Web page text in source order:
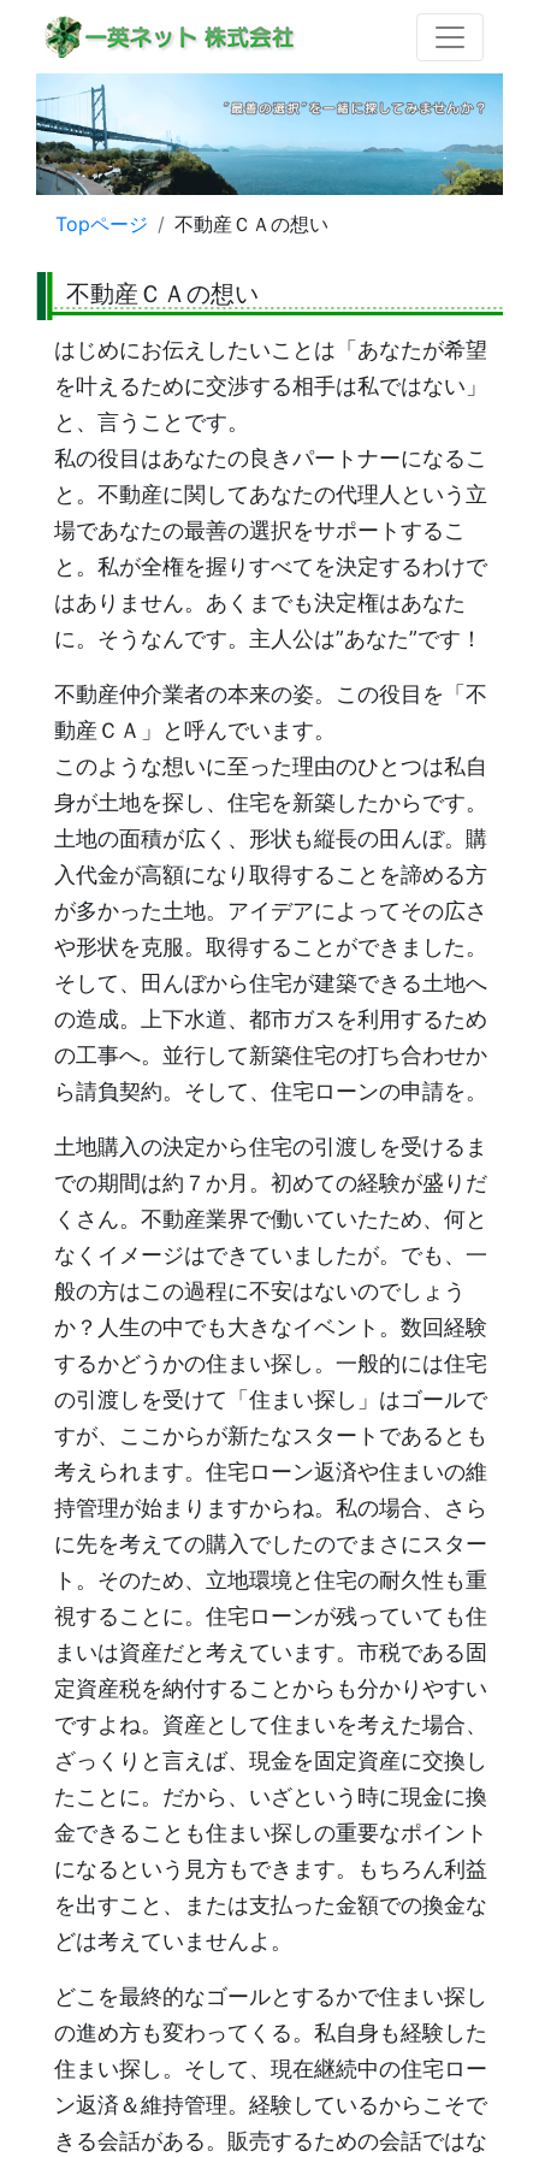
Topページ 不動産ＣＡの想い
不動産ＣＡの想い
はじめにお伝えしたいことは「あなたが希望
を叶えるために交渉する相手は私ではない」
と、言うことです。
私の役目はあなたの良きパートナーになるこ
と。不動産に関してあなたの代理人という立
場であなたの最善の選択をサポートするこ
と。私が全権を握りすべてを決定するわけで
はありません。あくまでも決定権はあなた
に。そうなんです。主人公は”あなた”です！
不動産仲介業者の本来の姿。この役目を「不
動産ＣＡ」と呼んでいます。
このような想いに至った理由のひとつは私自
身が土地を探し、住宅を新築したからです。
土地の面積が広く、形状も縦長の田んぼ。購
入代金が高額になり取得することを諦める方
が多かった土地。アイデアによってその広さ
や形状を克服。取得することができました。
そして、田んぼから住宅が建築できる土地へ
の造成。上下水道、都市ガスを利用するため
の工事へ。並行して新築住宅の打ち合わせか
ら請負契約。そして、住宅ローンの申請を。
土地購入の決定から住宅の引渡しを受けるま
での期間は約７か月。初めての経験が盛りだ
くさん。不動産業界で働いていたため、何と
なくイメージはできていましたが。でも、一
般の方はこの過程に不安はないのでしょう
か？人生の中でも大きなイベント。数回経験
するかどうかの住まい探し。一般的には住宅
の引渡しを受けて「住まい探し」はゴールで
すが、ここからが新たなスタートであるとも
考えられます。住宅ローン返済や住まいの維
持管理が始まりますからね。私の場合、さら
に先を考えての購入でしたのでまさにスター
ト。そのため、立地環境と住宅の耐久性も重
視することに。住宅ローンが残っていても住
まいは資産だと考えています。市税である固
定資産税を納付することからも分かりやすい
ですよね。資産として住まいを考えた場合、
ざっくりと言えば、現金を固定資産に交換し
たことに。だから、いざという時に現金に換
金できることも住まい探しの重要なポイント
になるという見方もできます。もちろん利益
を出すこと、または支払った金額での換金な
どは考えていませんよ。
どこを最終的なゴールとするかで住まい探し
の進め方も変わってくる。私自身も経験した
住まい探し。そして、現在継続中の住宅ロー
ン返済＆維持管理。経験しているからこそで
きる会話がある。販売するための会話ではな